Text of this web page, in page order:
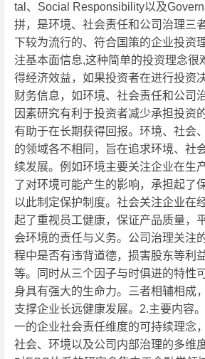
tal、Social Responsibility以及
拼，是环境、社会责任和公司治理三
下较为流行的、符合国策的企业投资
注基本面信息,这种简单的投资理念很
得经济效益，如果投资者在进行投资
财务信息，如环境、社会责任和公司
因素研究有利于投资者减少承担投资
有助于在长期获得回报。环境、社会
的领域各不相同，旨在追求环境、社
续发展。例如环境主要关注企业在生
了对环境可能产生的影响，承担起了
以此制定保护制度。社会关注企业在
起了重视员工健康，保证产品质量，
会环境的责任与义务。公司治理关注
程中是否有违背道德，损害股东等利
等。同时从三个因子与时俱进的特性
身具有强大的生命力。三者相辅相成
支撑企业长远健康发展。2.主要内容
一的企业社会责任维度的可持续理念
社会、环境以及公司内部治理的多维